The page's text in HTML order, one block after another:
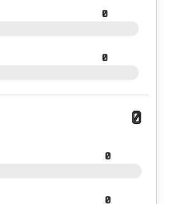
0
0
0
0
0